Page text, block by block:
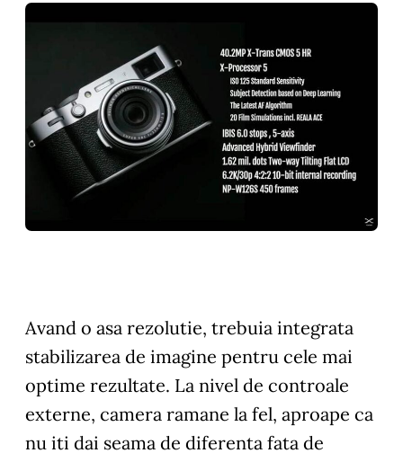
Avand o asa rezolutie, trebuia integrata
stabilizarea de imagine pentru cele mai
optime rezultate. La nivel de controale
externe, camera ramane la fel, aproape ca
nu iti dai seama de diferenta fata de